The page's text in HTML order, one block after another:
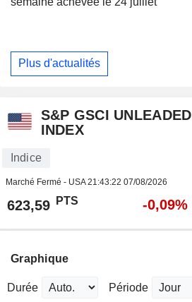
Plus d'actualités
S&P GSCI
INDEX
Indice
Marché Fermé - USA21:43:22 07/08/2026
623,59 PTS -0,09%
Graphique
Durée Période